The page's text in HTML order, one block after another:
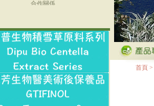
本站支援支付宝
陆运费不限重量，调降为
NT$320(RMB￥71.00)
首頁 >